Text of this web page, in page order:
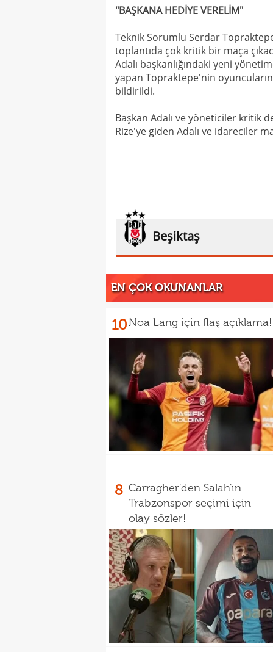
"BAŞKANA HEDİYE VERELİM"
Teknik Sorumlu Serdar
toplantıda çok kritik bir maça
Adalı başkanlığındaki yeni
yapan Topraktepe'nin
bildirildi.
Başkan Adalı ve yöneticiler kritik
Rize'ye giden Adalı ve idareciler
Beşiktaş
EN ÇOK OKUNANLAR
10Noa Lang için flaş açıklama!
8 Carragher'den Salah'ın
Trabzonspor seçimi için
olay sözler!